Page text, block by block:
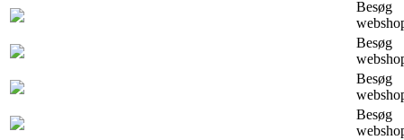
Besøg
Besøg
Besøg
Besøg